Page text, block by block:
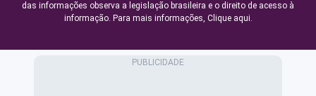
das informações observa a legislação brasileira e o direito de acesso à
informação. Para mais informações, Clique aqui.